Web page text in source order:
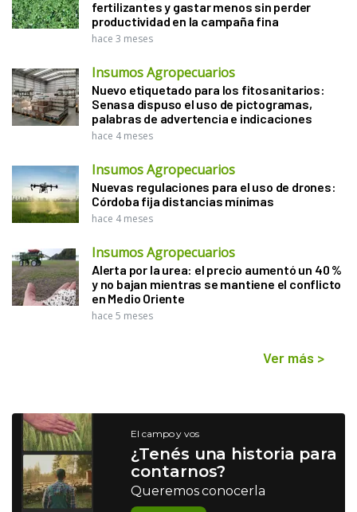
fertilizantes y gastar menos sin perder
productividad en la campaña fina
hace 3 meses
Insumos Agropecuarios
Nuevo etiquetado para los fitosanitarios:
Senasa dispuso el uso de pictogramas,
palabras de advertencia e indicaciones
hace 4 meses
Insumos Agropecuarios
Nuevas regulaciones para el uso de drones:
Córdoba fija distancias mínimas
hace 4 meses
Insumos Agropecuarios
Alerta por la urea: el precio aumentó un 40 %
y no bajan mientras se mantiene el conflicto
en Medio Oriente
hace 5 meses
Ver más >
El campo y vos
¿Tenés una historia para
contarnos?
Queremos conocerla